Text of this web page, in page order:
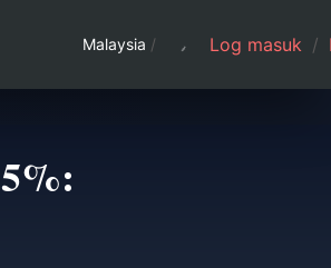
Malaysia / Log masuk /